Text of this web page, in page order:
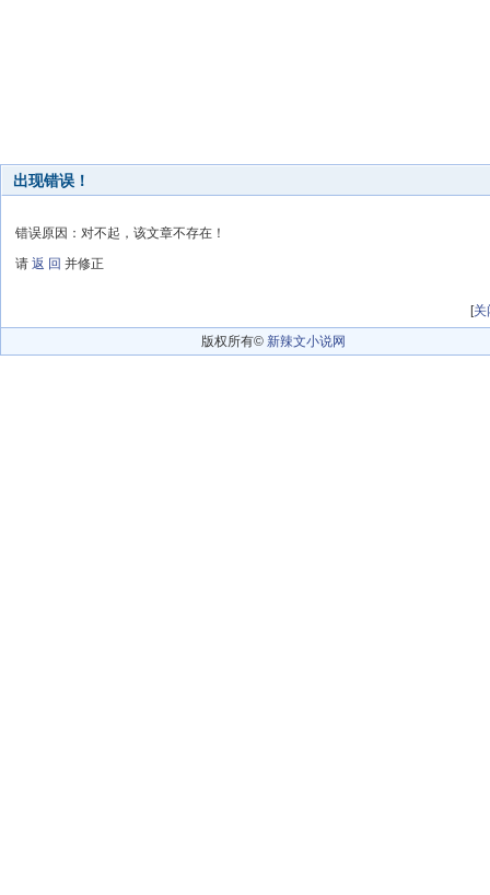
出现错误！
错误原因：对不起，该文章不存在！
请 返 回 并修正
[关
版权所有© 新辣文小说网